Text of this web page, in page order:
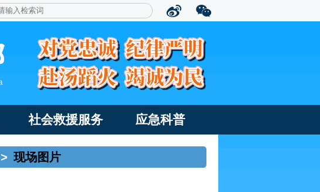
社会救援服务 应急科普
> 现场图片